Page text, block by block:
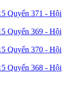
Quyển 371 - Hội
Quyển 369 - Hội
Quyển 370 - Hội
Quyển 368 - Hội